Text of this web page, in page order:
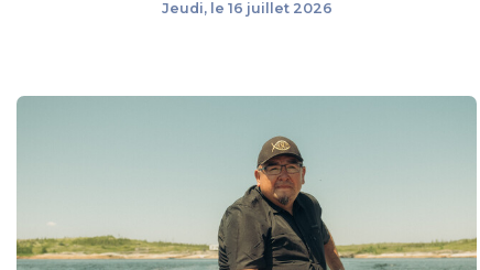
Jeudi, le 16 juillet 2026